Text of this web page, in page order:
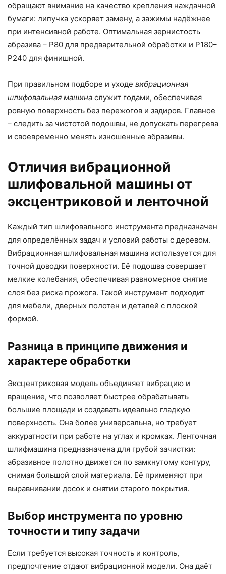
обращают внимание на качество крепления наждачной
бумаги: липучка ускоряет замену, а зажимы надёжнее
при интенсивной работе. Оптимальная зернистость
абразива – P80 для предварительной обработки и P180–
P240 для финишной.
При правильном подборе и уходе вибрационная
шлифовальная машина служит годами, обеспечивая
ровную поверхность без пережогов и задиров. Главное
– следить за чистотой подошвы, не допускать перегрева
и своевременно менять изношенные абразивы.
Отличия вибрационной
шлифовальной машины от
эксцентриковой и ленточной
Каждый тип шлифовального инструмента предназначен
для определённых задач и условий работы с деревом.
Вибрационная шлифовальная машина используется для
точной доводки поверхности. Её подошва совершает
мелкие колебания, обеспечивая равномерное снятие
слоя без риска прожога. Такой инструмент подходит
для мебели, дверных полотен и деталей с плоской
формой.
Разница в принципе движения и
характере обработки
Эксцентриковая модель объединяет вибрацию и
вращение, что позволяет быстрее обрабатывать
большие площади и создавать идеально гладкую
поверхность. Она более универсальна, но требует
аккуратности при работе на углах и кромках. Ленточная
шлифмашина предназначена для грубой зачистки:
абразивное полотно движется по замкнутому контуру,
снимая большой слой материала. Её применяют при
выравнивании досок и снятии старого покрытия.
Выбор инструмента по уровню
точности и типу задачи
Если требуется высокая точность и контроль,
предпочтение отдают вибрационной модели. Она даёт